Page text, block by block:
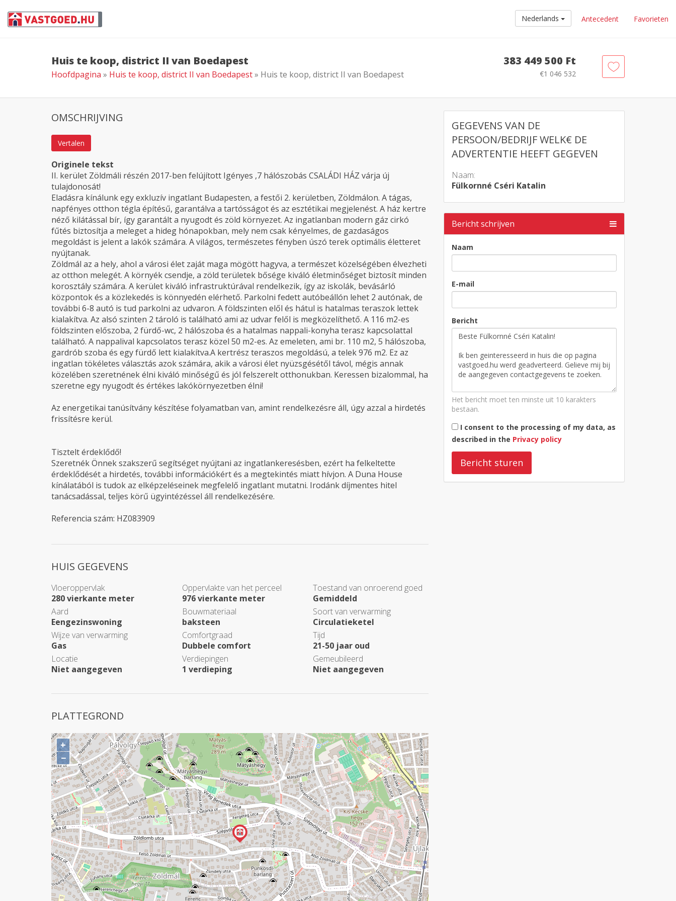
Nederlands Antecedent Favorieten
Huis te koop, district II van Boedapest
Hoofdpagina » Huis te koop, district II van Boedapest» Huis te koop, district II van Boedapest
383 449 500 Ft
€1 046 532
GEGEVENS VAN DE
PERSOON/BEDRIJF WELK€ DE
ADVERTENTIE HEEFT GEGEVEN
Naam:
Fülkornné Cséri Katalin
Bericht schrijven
Naam
E-mail
Bericht
Het bericht moet ten minste uit 10 karakters
bestaan.
I consent to the processing of my data, as
described in the Privacy policy
Bericht sturen
OMSCHRIJVING
Vertalen
Originele tekst
II. kerület Zöldmáli részén 2017-ben felújított Igényes ,7 hálószobás CSALÁDI HÁZ várja új
tulajdonosát!
Eladásra kínálunk egy exkluzív ingatlant Budapesten, a festői 2. kerületben, Zöldmálon. A tágas,
napfényes otthon tégla építésű, garantálva a tartósságot és az esztétikai megjelenést. A ház kertre
néző kilátással bír, így garantált a nyugodt és zöld környezet. Az ingatlanban modern gáz cirkó
fűtés biztosítja a meleget a hideg hónapokban, mely nem csak kényelmes, de gazdaságos
megoldást is jelent a lakók számára. A világos, természetes fényben úszó terek optimális életteret
nyújtanak.
Zöldmál az a hely, ahol a városi élet zaját maga mögött hagyva, a természet közelségében élvezheti
az otthon melegét. A környék csendje, a zöld területek bősége kiváló életminőséget biztosít minden
korosztály számára. A kerület kiváló infrastruktúrával rendelkezik, így az iskolák, bevásárló
központok és a közlekedés is könnyedén elérhető. Parkolni fedett autóbeállón lehet 2 autónak, de
további 6-8 autó is tud parkolni az udvaron. A földszinten elől és hátul is hatalmas teraszok lettek
kialakítva. Az alsó szinten 2 tároló is található ami az udvar felől is megközelíthető. A 116 m2-es
földszinten előszoba, 2 fürdő-wc, 2 hálószoba és a hatalmas nappali-konyha terasz kapcsolattal
található. A nappalival kapcsolatos terasz közel 50 m2-es. Az emeleten, ami br. 110 m2, 5 hálószoba,
gardrób szoba és egy fürdő lett kialakítva.A kertrész teraszos megoldású, a telek 976 m2. Ez az
ingatlan tökéletes választás azok számára, akik a városi élet nyüzsgésétől távol, mégis annak
közelében szeretnének élni kiváló minőségű és jól felszerelt otthonukban. Keressen bizalommal, ha
szeretne egy nyugodt és értékes lakókörnyezetben élni!
Az energetikai tanúsítvány készítése folyamatban van, amint rendelkezésre áll, úgy azzal a hirdetés
frissítésre kerül.
Tisztelt érdeklődő!
Szeretnék Önnek szakszerű segítséget nyújtani az ingatlankeresésben, ezért ha felkeltette
érdeklődését a hirdetés, további információkért és a megtekintés miatt hívjon. A Duna House
kínálatából is tudok az elképzeléseinek megfelelő ingatlant mutatni. Irodánk díjmentes hitel
tanácsadással, teljes körű ügyintézéssel áll rendelkezésére.
Referencia szám: HZ083909
HUIS GEGEVENS
Vloeroppervlak
280 vierkante meter
Oppervlakte van het perceel
976 vierkante meter
Toestand van onroerend goed
Gemiddeld
Aard
Eengezinswoning
Bouwmateriaal
baksteen
Soort van verwarming
Circulatieketel
Wijze van verwarming
Gas
Comfortgraad
Dubbele comfort
Tijd
21-50 jaar oud
Locatie
Niet aangegeven
Verdiepingen
1 verdieping
Gemeubileerd
Niet aangegeven
PLATTEGROND
+
−